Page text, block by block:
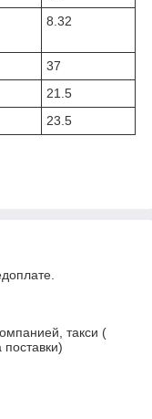
8.32
37
21.5
23.5
такси (
поставки)